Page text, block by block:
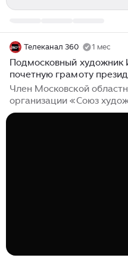
Телеканал 360 1 мес
Подмосковный художник
почетную грамоту
Член Московской
организации «Союз
Бондаренко получил